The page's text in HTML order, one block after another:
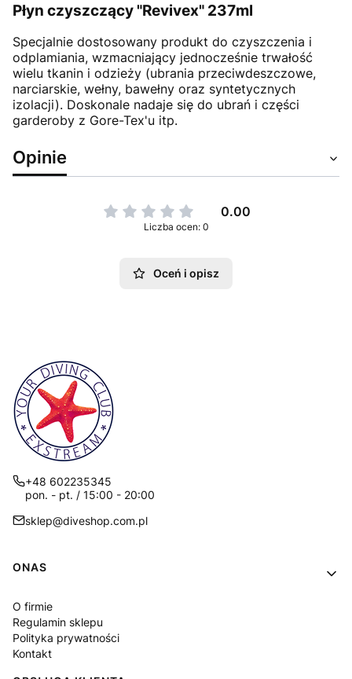
Płyn czyszczący "Revivex" 237ml
Specjalnie dostosowany produkt do czyszczenia i
odplamiania, wzmacniający jednocześnie trwałość
wielu tkanin i odzieży (ubrania przeciwdeszczowe,
narciarskie, wełny, bawełny oraz syntetycznych
izolacji). Doskonale nadaje się do ubrań i części
garderoby z Gore-Tex'u itp.
Opinie
0.00
Liczba ocen: 0
Oceń i opisz
+48 602235345
pon. - pt. / 15:00 - 20:00
sklep@diveshop.com.pl
Linki w stopce
ONAS
O firmie
Regulamin sklepu
Polityka prywatności
Kontakt